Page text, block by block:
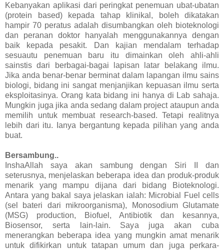
Kebanyakan aplikasi dari peringkat penemuan ubat-ubatan
(protein based) kepada tahap klinikal, boleh dikatakan
hampir 70 peratus adalah disumbangkan oleh bioteknologi
dan peranan doktor hanyalah menggunakannya dengan
baik kepada pesakit. Dan kajian mendalam terhadap
sesuautu penemuan baru itu dimainkan oleh ahli-ahli
sainstis dari berbagai-bagai lapisan latar belakang ilmu.
Jika anda benar-benar berminat dalam lapangan ilmu sains
biologi, bidang ini sangat menjanjikan kepuasan ilmu serta
eksploitasinya. Orang kata bidang ini hanya di Lab sahaja.
Mungkin juga jika anda sedang dalam project ataupun anda
memilih untuk membuat research-based. Tetapi realitnya
lebih dari itu. Ianya bergantung kepada pilihan yang anda
buat.
Bersambung..
InshaAllah saya akan sambung dengan Siri II dan
seterusnya, menjelaskan beberapa idea dan produk-produk
menarik yang mampu dijana dari bidang Bioteknologi.
Antara yang bakal saya jelaskan ialah: Microbial Fuel cells
(sel bateri dari mikroorganisma), Monosodium Glutamate
(MSG) production, Biofuel, Antibiotik dan kesannya,
Biosensor, serta lain-lain. Saya juga akan cuba
menerangkan beberapa idea yang mungkin amat menarik
untuk difikirkan untuk tatapan umum dan juga perkara-